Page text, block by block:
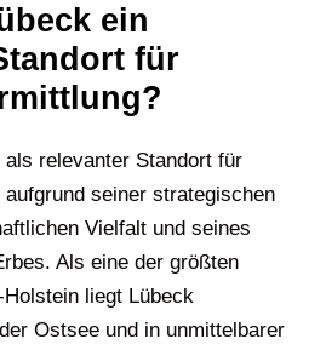
ein
für
relevanter Standort für
seiner strategischen
Vielfalt und seines
Als eine der größten
liegt Lübeck
Ostsee und in unmittelbarer